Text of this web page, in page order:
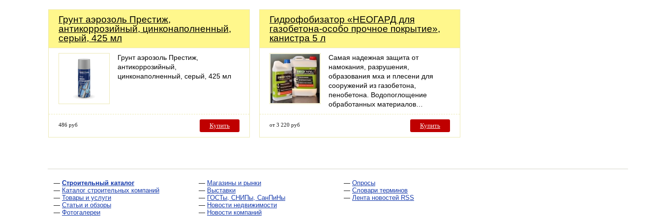
Грунт аэрозоль Престиж,
антикоррозийный, цинконаполненный,
серый, 425 мл
Грунт аэрозоль Престиж,
антикоррозийный,
цинконаполненный, серый, 425 мл
486 руб Купить
Гидрофобизатор «НЕОГАРД для
газобетона-особо прочное покрытие»,
канистра 5 л
Самая надежная защита от
намокания, разрушения,
образования мха и плесени для
сооружений из газобетона,
пенобетона. Водопоглощение
обработанных материалов…
от 3 220 руб Купить
— Строительный каталог
— Каталог строительных компаний
— Товары и услуги
— Статьи и обзоры
— Фотогалереи
— Магазины и рынки
— Выставки
— ГОСТы, СНИПы, СанПиНы
— Новости недвижимости
— Новости компаний
— Опросы
— Словари терминов
— Лента новостей RSS